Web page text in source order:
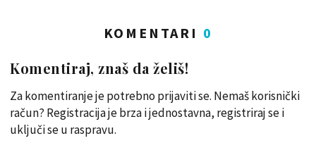
KOMENTARI 0
Komentiraj, znaš da želiš!
Za komentiranje je potrebno prijaviti se. Nemaš korisnički
račun? Registracija je brza i jednostavna, registriraj se i
uključi se u raspravu.